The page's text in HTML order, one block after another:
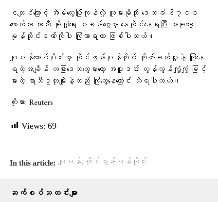
ငလျင်ကြောင့် အိမ်တွေပြိုကုန်လို့ ကူမာမိုတို ဒေသခံ ၆၇၀၀
လောက်ဟာ ယာယီ ခိုလှုံရေး စခန်းတွေမှာ နေထိုင်နေရပြီး အခုတော့
မုန်တိုင်းဒဏ်ကိုပါ ကြုံလာရတာ ဖြစ်ပါတယ်။
ဂျပန်တောင်ပိုင်းမှာ တိုင်ဖွန်းမုန်တိုင်း တိုက်ခတ်မှုနဲ့ ကြုံနေ
ရတဲ့အချိန် တခြားဒေသတွေမှာတော့ အပူဒဏ် လွန်လွန်ကျွံကျွံ မြင့်
မားတဲ့ ရာသီဥတုမျိုးနဲ့လည်း ကြုံတွေ့နေကြောင်း သိရပါတယ်။
ကိုးကား: Reuters
Views: 69
In this article: ဂျပန်, တိုင်ဖွန်းမုန်တိုင်း
ဆက်စပ်သတင်းများ